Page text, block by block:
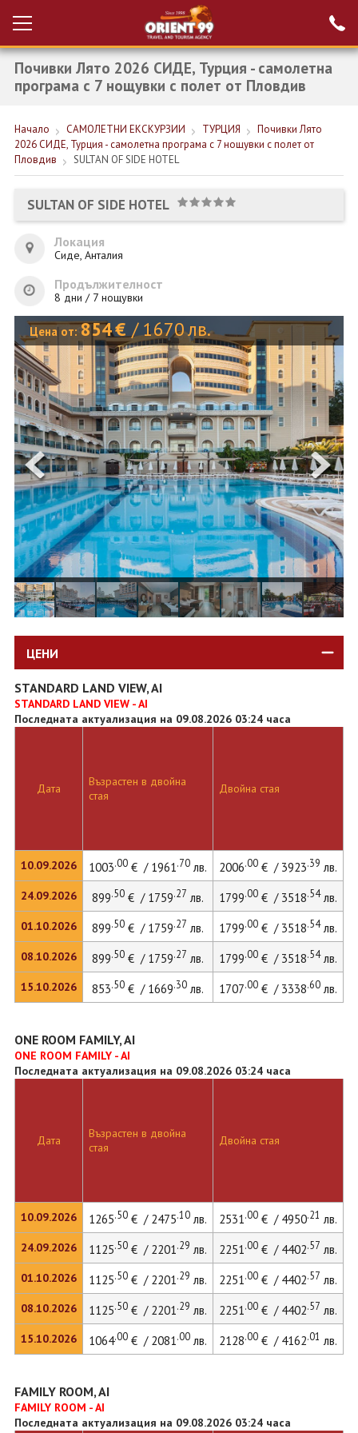
Вход за агенти
Проверка на
резервация
НОВА ГОДИНА ТУРЦИЯ
НОВА ГОДИНА
ПОЧИВКИ
КРУИЗИ
ЕКЗОТИКА
ОЩЕ
ЗА НАС
КОНТАКТИ
ФИРМЕНИ ДОКУМЕНТИ
0700 144 34 Запитване
ПОСЛЕДВАЙТЕ НИ
Почивки Лято 2026 СИДЕ, Турция - самолетна
програма с 7 нощувки с полет от Пловдив
Начало САМОЛЕТНИ ЕКСКУРЗИИ ТУРЦИЯ
Почивки Лято
2026 СИДЕ, Турция - самолетна програма с 7 нощувки с полет от
Пловдив
SULTAN OF SIDE HOTEL
SULTAN OF SIDE HOTEL
Локация
Сиде, Анталия
Продължителност
8 дни / 7 нощувки
Цена от: 854€ / 1670лв.
ЦЕНИ
STANDARD LAND VIEW, AI
STANDARD LAND VIEW - AI
Последната актуализация на 09.08.2026 03:24 часа
Дата
10.09.2026
24.09.2026
01.10.2026
08.10.2026
15.10.2026
Възрастен в двойна
стая
Двойна стая
1003.00€ / 1961.70лв. 2006.00€ / 3923.39 лв.
899.50€ / 1759.27 лв. 1799.00€ / 3518.54лв.
899.50€ / 1759.27 лв. 1799.00€ / 3518.54лв.
899.50€ / 1759.27 лв. 1799.00€ / 3518.54лв.
853.50€ / 1669.30лв. 1707.00€ / 3338.60лв.
ONE ROOM FAMILY, AI
ONE ROOM FAMILY - AI
Последната актуализация на 09.08.2026 03:24 часа
Дата
10.09.2026
24.09.2026
01.10.2026
08.10.2026
15.10.2026
Възрастен в двойна
стая
Двойна стая
1265.50€ / 2475.10лв. 2531.00€ / 4950.21 лв.
1125.50€ / 2201.29 лв. 2251.00€ / 4402.57 лв.
1125.50€ / 2201.29 лв. 2251.00€ / 4402.57 лв.
1125.50€ / 2201.29 лв. 2251.00€ / 4402.57 лв.
1064.00€ / 2081.00лв. 2128.00€ / 4162.01 лв.
FAMILY ROOM, AI
FAMILY ROOM - AI
Последната актуализация на 09.08.2026 03:24 часа